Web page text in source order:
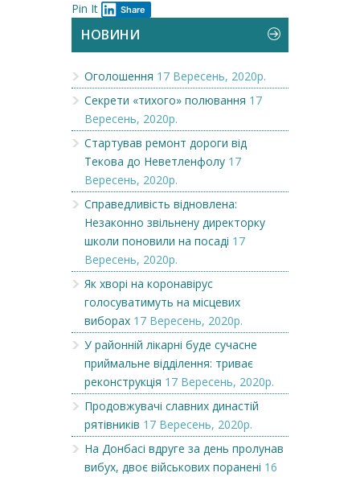
Pin It Share
НОВИНИ
Оголошення 17 Вересень, 2020р.
Секрети «тихого» полювання 17
Вересень, 2020р.
Стартував ремонт дороги від
Текова до Неветленфолу 17
Вересень, 2020р.
Справедливість відновлена:
Незаконно звільнену директорку
школи поновили на посаді 17
Вересень, 2020р.
Як хворі на коронавірус
голосуватимуть на місцевих
виборах 17 Вересень, 2020р.
У районній лікарні буде сучасне
приймальне відділення: триває
реконструкція 17 Вересень, 2020р.
Продовжувачі славних династій
рятівників 17 Вересень, 2020р.
На Донбасі вдруге за день пролунав
вибух, двоє військових поранені 16